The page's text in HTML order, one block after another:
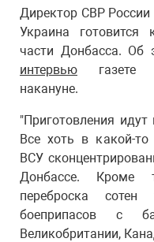
Директор СВР
Украина готовится
части Донбасса. Об
интервью газете
накануне.
"Приготовления
Все хоть в какой-то
ВСУ
Донбассе. Кроме
переброска
боеприпасов с
Великобритании,